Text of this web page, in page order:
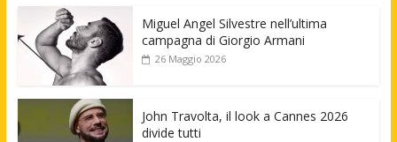
Miguel Angel Silvestre nell’ultima
campagna di Giorgio Armani
26 Maggio 2026
John Travolta, il look a Cannes 2026
divide tutti